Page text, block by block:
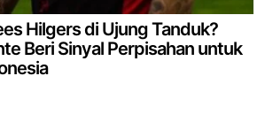
Hilgers di Ujung Tanduk?
Beri Sinyal Perpisahan untuk